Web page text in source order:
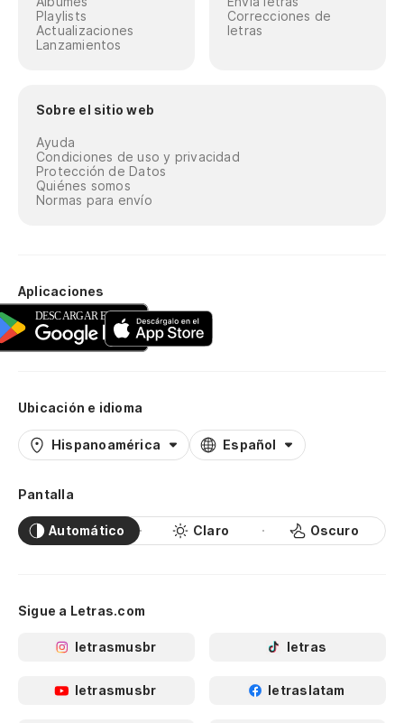
Playlists
Actualizaciones
Lanzamientos
Correcciones de
letras
Sobre el sitio web
Ayuda
Condiciones de uso y privacidad
Protección de Datos
Quiénes somos
Normas para envío
Aplicaciones
Ubicación e idioma
Hispanoamérica Español
Pantalla
Automático Claro Oscuro
Sigue a Letras.com
letrasmusbr letras
letrasmusbr letraslatam